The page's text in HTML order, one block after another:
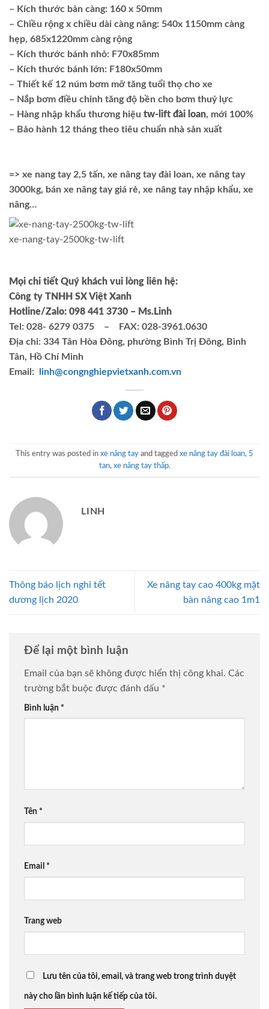
– Kích thước bản càng: 160 x 50mm
– Chiều rộng x chiều dài càng nâng: 540x 1150mm càng
hẹp, 685x1220mm càng rộng
– Kích thước bánh nhỏ: F70x85mm
– Kích thước bánh lớn: F180x50mm
– Thiết kế 12 núm bơm mỡ tăng tuổi thọ cho xe
– Nắp bơm điều chỉnh tăng độ bền cho bơm thuỷ lực
– Hàng nhập khẩu thương hiệu tw-lift đài loan, mới 100%
– Bảo hành 12 tháng theo tiêu chuẩn nhà sản xuất
=> xe nang tay 2,5 tấn, xe nâng tay đài loan, xe nâng tay
3000kg, bán xe nâng tay giá rẻ, xe nâng tay nhập khẩu, xe
nâng…
xe-nang-tay-2500kg-tw-lift
Mọi chi tiết Quý khách vui lòng liên hệ:
Công ty TNHH SX Việt Xanh
Hotline/Zalo: 098 441 3730 – Ms.Linh
Tel: 028- 6279 0375 – FAX: 028-3961.0630
Địa chỉ: 334 Tân Hòa Đông, phường Bình Trị Đông, Bình
Tân, Hồ Chí Minh
Email:
linh@congnghiepvietxanh.com.vn
This entry was posted in xe nâng tay and tagged xe nâng tay đài loan, 5
tan, xe nâng tay thấp.
LINH
Thông báo lịch nghỉ tết
dương lịch 2020
Xe nâng tay cao 400kg mặt
bàn nâng cao 1m1
Để lại một bình luận
Email của bạn sẽ không được hiển thị công khai. Các
trường bắt buộc được đánh dấu *
Bình luận *
Tên *
Email *
Trang web
Lưu tên của tôi, email, và trang web trong trình duyệt
này cho lần bình luận kế tiếp của tôi.